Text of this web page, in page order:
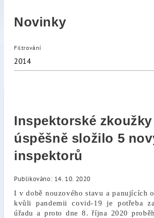
Novinky
Filtrování
2014
Inspektorské zkoužky
úspěšně složilo 5
inspektorů
Publikováno: 14. 10. 2020
I v době nouzového stavu a panujících
kvůli pandemii covid-19 je potřeba
úřadu a proto dne 8. října 2020